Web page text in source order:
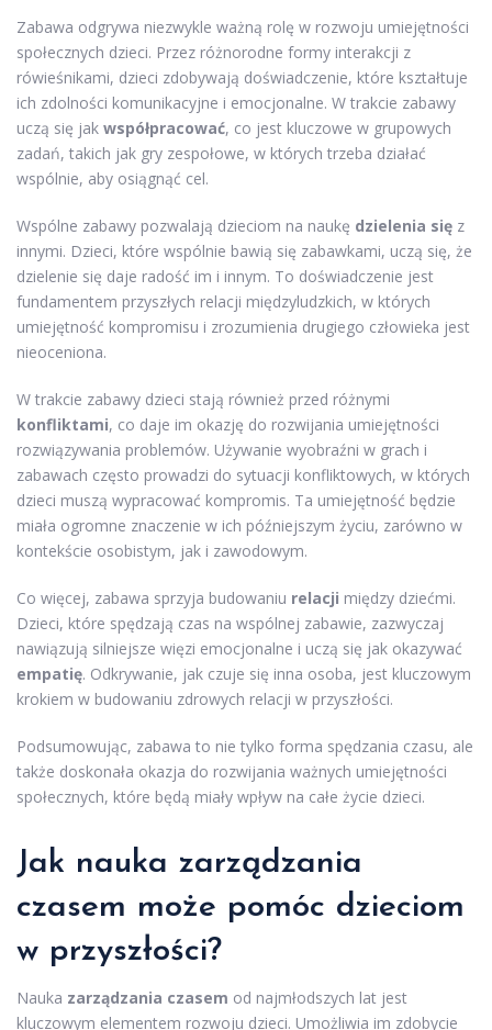
Zabawa odgrywa niezwykle ważną rolę w rozwoju umiejętności
społecznych dzieci. Przez różnorodne formy interakcji z
rówieśnikami, dzieci zdobywają doświadczenie, które kształtuje
ich zdolności komunikacyjne i emocjonalne. W trakcie zabawy
uczą się jak współpracować, co jest kluczowe w grupowych
zadań, takich jak gry zespołowe, w których trzeba działać
wspólnie, aby osiągnąć cel.
Wspólne zabawy pozwalają dzieciom na naukę dzielenia się z
innymi. Dzieci, które wspólnie bawią się zabawkami, uczą się, że
dzielenie się daje radość im i innym. To doświadczenie jest
fundamentem przyszłych relacji międzyludzkich, w których
umiejętność kompromisu i zrozumienia drugiego człowieka jest
nieoceniona.
W trakcie zabawy dzieci stają również przed różnymi
konfliktami, co daje im okazję do rozwijania umiejętności
rozwiązywania problemów. Używanie wyobraźni w grach i
zabawach często prowadzi do sytuacji konfliktowych, w których
dzieci muszą wypracować kompromis. Ta umiejętność będzie
miała ogromne znaczenie w ich późniejszym życiu, zarówno w
kontekście osobistym, jak i zawodowym.
Co więcej, zabawa sprzyja budowaniu relacji między dziećmi.
Dzieci, które spędzają czas na wspólnej zabawie, zazwyczaj
nawiązują silniejsze więzi emocjonalne i uczą się jak okazywać
empatię. Odkrywanie, jak czuje się inna osoba, jest kluczowym
krokiem w budowaniu zdrowych relacji w przyszłości.
Podsumowując, zabawa to nie tylko forma spędzania czasu, ale
także doskonała okazja do rozwijania ważnych umiejętności
społecznych, które będą miały wpływ na całe życie dzieci.
Jak nauka zarządzania
czasem może pomóc dzieciom
w przyszłości?
Nauka zarządzania czasem od najmłodszych lat jest
kluczowym elementem rozwoju dzieci. Umożliwia im zdobycie